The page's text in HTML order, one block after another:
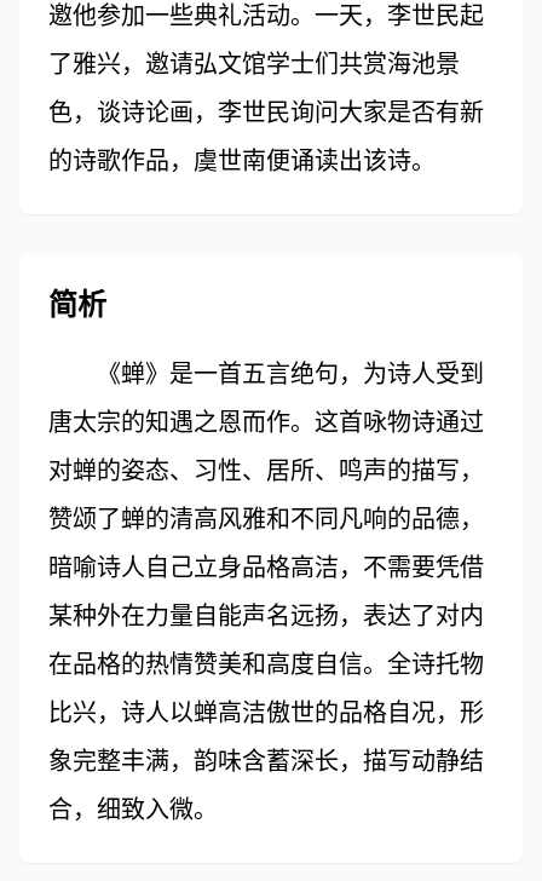
邀他参加一些典礼活动。一天，李世民起
了雅兴，邀请弘文馆学士们共赏海池景
色，谈诗论画，李世民询问大家是否有新
的诗歌作品，虞世南便诵读出该诗。
简析
《蝉》是一首五言绝句，为诗人受到
唐太宗的知遇之恩而作。这首咏物诗通过
对蝉的姿态、习性、居所、鸣声的描写，
赞颂了蝉的清高风雅和不同凡响的品德，
暗喻诗人自己立身品格高洁，不需要凭借
某种外在力量自能声名远扬，表达了对内
在品格的热情赞美和高度自信。全诗托物
比兴，诗人以蝉高洁傲世的品格自况，形
象完整丰满，韵味含蓄深长，描写动静结
合，细致入微。